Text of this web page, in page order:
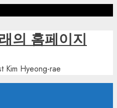
의 홈페이지
Kim Hyeong-rae